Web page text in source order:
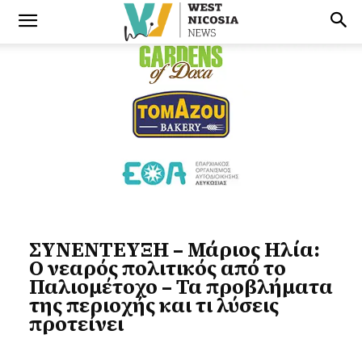
ΣΥΝΕΝΤΕΥΞΗ – Μάριος Ηλία:
Ο νεαρός πολιτικός από το
Παλιομέτοχο – Τα προβλήματα
της περιοχής και τι λύσεις
προτείνει